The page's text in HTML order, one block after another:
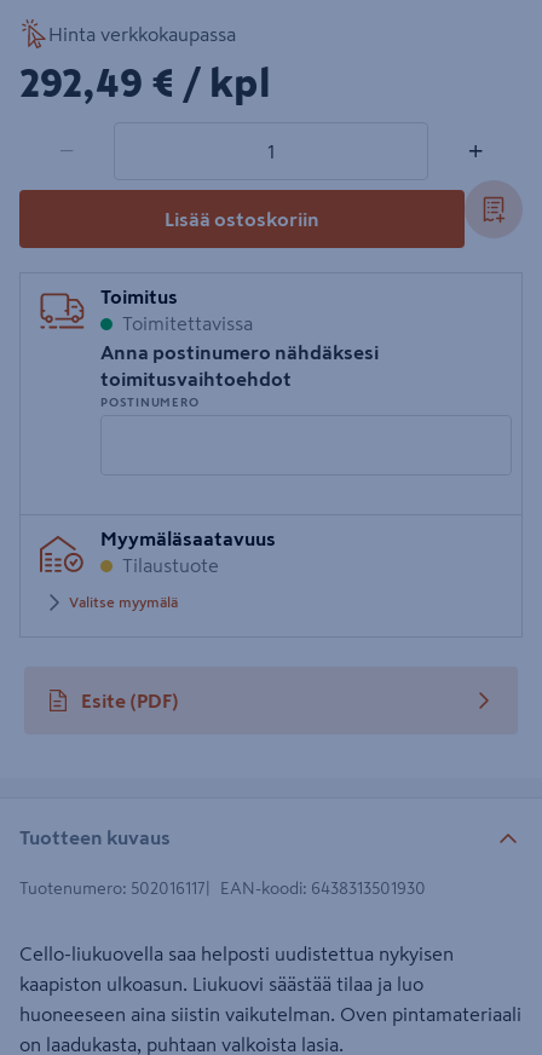
Hinta verkkokaupassa
292,49€/kpl
292,49 € / kpl
− +
Lisää ostoskoriin
Toimitus
Toimitettavissa
Anna postinumero nähdäksesi
toimitusvaihtoehdot
POSTINUMERO
postinumero
Myymäläsaatavuus
Tilaustuote
Valitse myymälä
Esite (PDF)
avautuu uuteen välilehteen
Tuotteen kuvaus
Tuotenumero: 502016117 EAN-koodi: 6438313501930
Cello-liukuovella saa helposti uudistettua nykyisen
kaapiston ulkoasun. Liukuovi säästää tilaa ja luo
huoneeseen aina siistin vaikutelman. Oven pintamateriaali
on laadukasta, puhtaan valkoista lasia.